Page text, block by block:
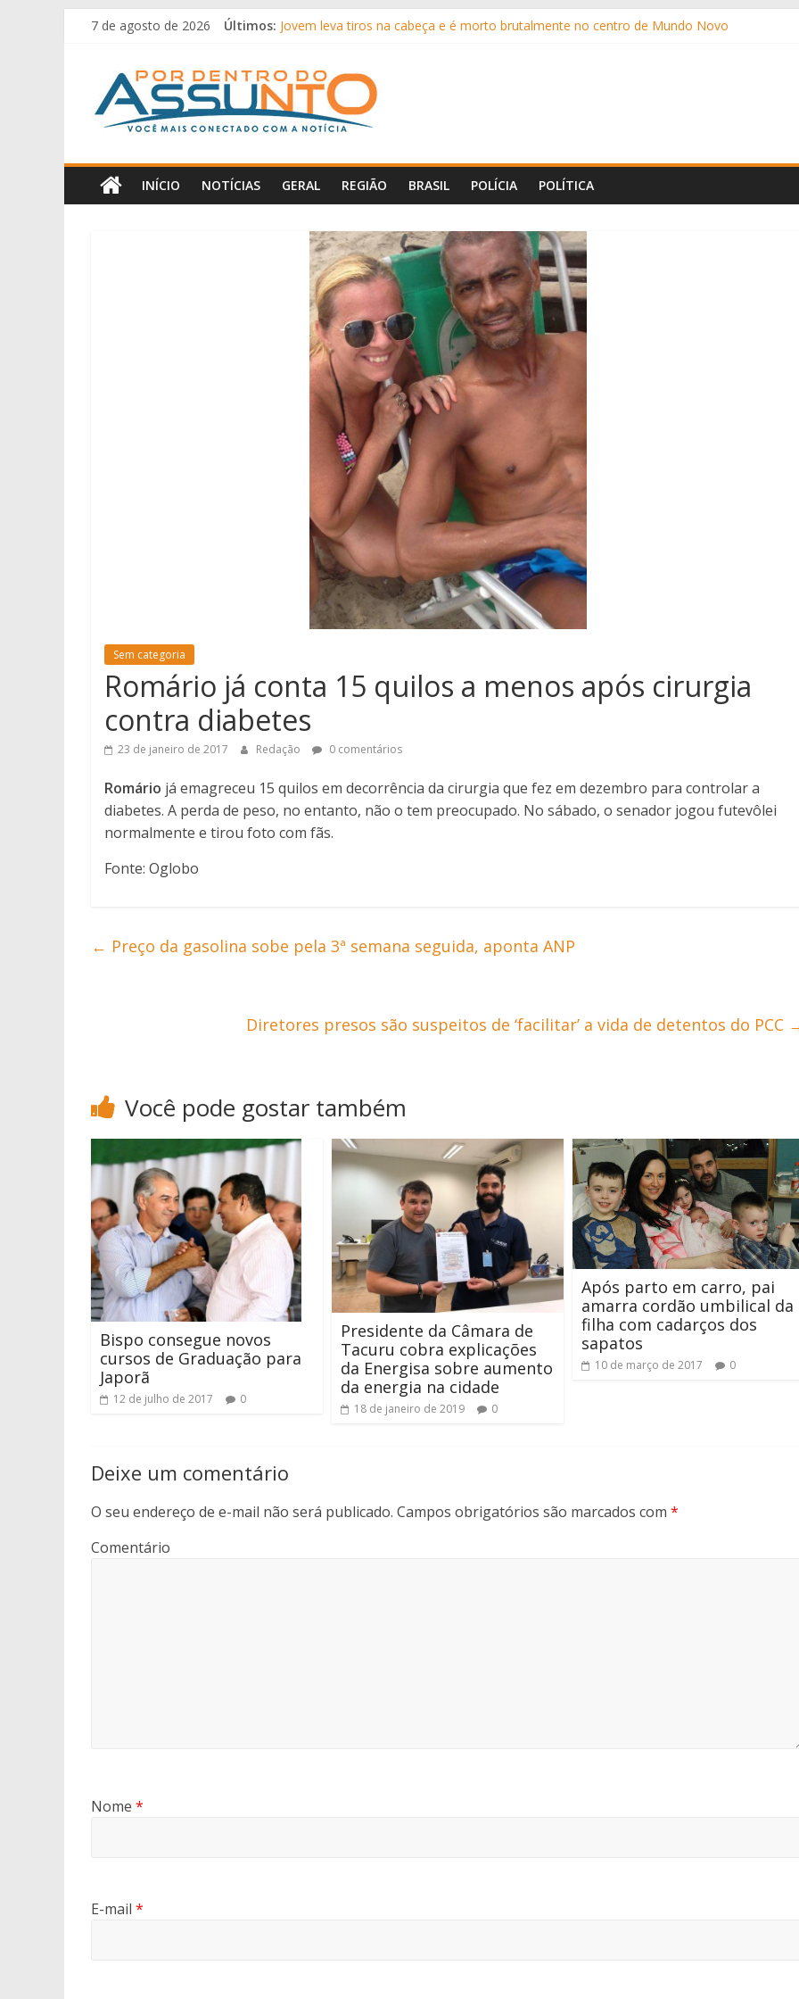
Pular
conteúdo
7 de agosto de 2026 Últimos: Jovem leva tiros na cabeça e é morto brutalmente no centro de Mundo Novo
Homem tem pena de seis anos após enganar pastelaria com Pix falso por sete meses
No Agosto Lilás, Mara Caseiro apresenta projeto que institui a “Tornozeleira Rosa”
Por
Dentro
DoINÍCIO NOTÍCIAS GERAL REGIÃO BRASIL POLÍCIA POLÍTICA
Sem categoria
Romário já conta 15 quilos a menos após cirurgia
contra diabetes
23 de janeiro de 2017 Redação 0 comentários
Romário já emagreceu 15 quilos em decorrência da cirurgia que fez em dezembro para controlar a
diabetes. A perda de peso, no entanto, não o tem preocupado. No sábado, o senador jogou futevôlei
normalmente e tirou foto com fãs.
Fonte: Oglobo
← Preço da gasolina sobe pela 3ª semana seguida, aponta ANP
Diretores presos são suspeitos de ‘facilitar’ a vida de detentos do PCC
Você pode gostar também
Bispo consegue novos
cursos de Graduação para
Japorã
12 de julho de 2017 0
Presidente da Câmara de
Tacuru cobra explicações
da Energisa sobre aumento
da energia na cidade
18 de janeiro de 2019 0
Após parto em carro, pai
amarra cordão umbilical da
filha com cadarços dos
sapatos
10 de março de 2017 0
Deixe um comentário
O seu endereço de e-mail não será publicado. Campos obrigatórios são marcados com *
Comentário
Nome *
E-mail *